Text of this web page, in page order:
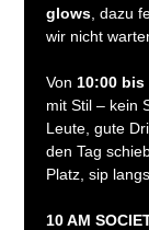
glows , dazu
wir nicht
Von 10:00 bis
mit Stil – kein
Leute, gute
den Tag
Platz, sip
10 AM